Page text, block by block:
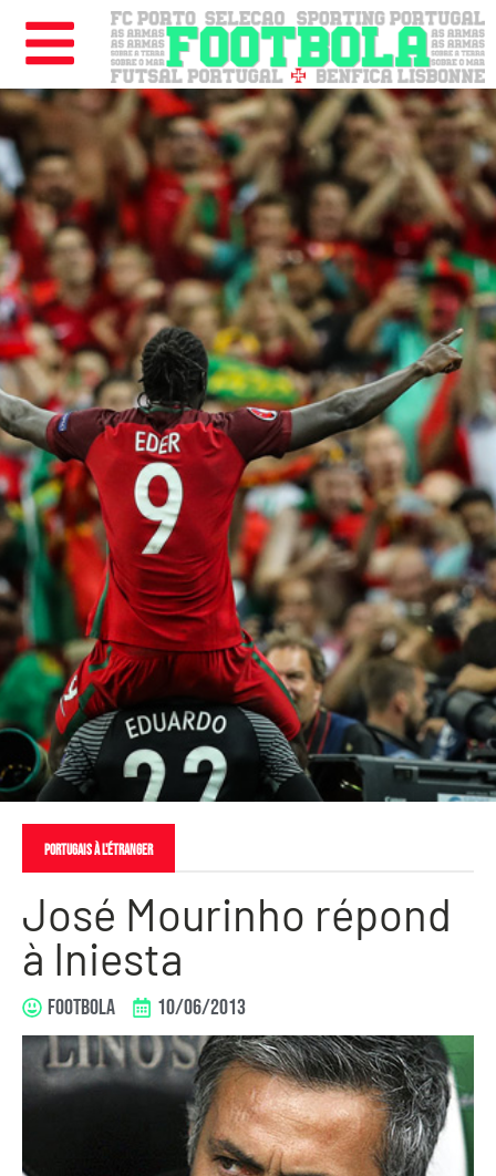
PORTUGAIS À L'ÉTRANGER
José Mourinho répond
à Iniesta
FOOTBOLA 10/06/2013